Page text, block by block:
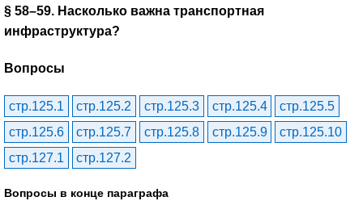
§ 58–59. Насколько важна транспортная
инфраструктура?
Вопросы
стр.125.1 стр.125.2 стр.125.3 стр.125.4
стр.125.5
стр.125.6
стр.125.7 стр.125.8 стр.125.9
стр.125.10
стр.127.1
стр.127.2
Вопросы в конце параграфа